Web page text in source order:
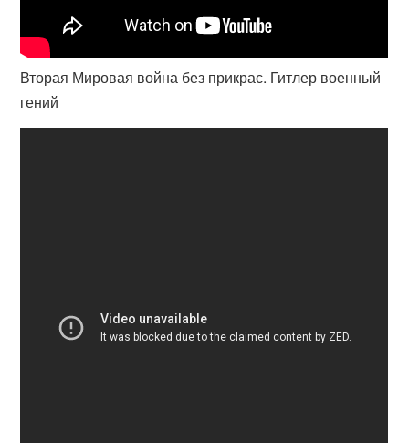
Вторая Мировая война без прикрас. Гитлер военный
гений